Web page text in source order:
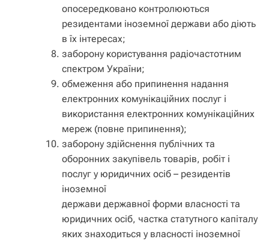
опосередковано контролюються
резидентами іноземної держави або діють
в їх інтересах;
заборону користування радіочастотним
спектром України;
обмеження або припинення надання
електронних комунікаційних послуг і
використання електронних комунікаційних
мереж (повне припинення);
заборону здійснення публічних та
оборонних закупівель товарів, робіт і
послуг у юридичних осіб – резидентів
іноземної
держави державної форми власності та
юридичних осіб, частка статутного капіталу
яких знаходиться у власності іноземної